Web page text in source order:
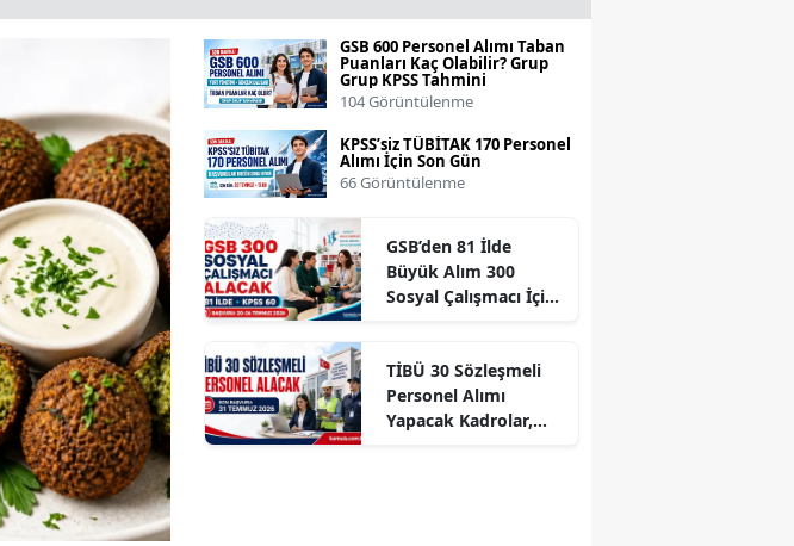
GSB 600 Personel Alımı Taban
Puanları Kaç Olabilir? Grup
Grup KPSS Tahmini
104 Görüntülenme
KPSS’siz TÜBİTAK 170 Personel
Alımı İçin Son Gün
66 Görüntülenme
GSB’den 81 İlde
Büyük Alım 300
Sosyal Çalışmacı İçin
TİBÜ 30 Sözleşmeli
Personel Alımı
Yapacak Kadrolar,